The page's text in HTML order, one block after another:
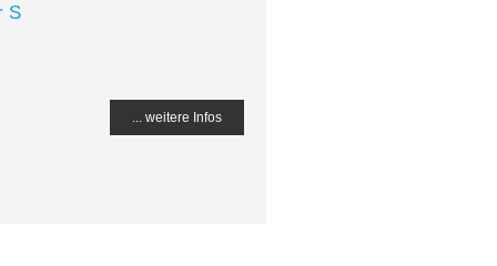
S
... weitere Infos